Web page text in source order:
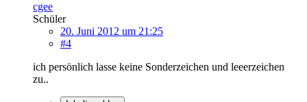
cgee
Schüler
20. Juni 2012 um 21:25
#4
ich persönlich lasse keine Sonderzeichen und leeerzeichen
zu..